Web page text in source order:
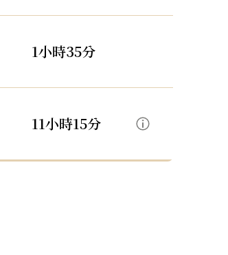
1小時35分
11小時15分